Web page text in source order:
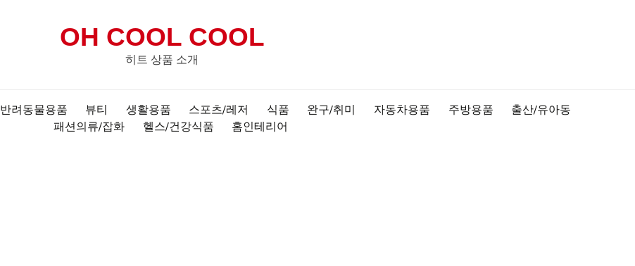
OH COOL COOL
히트 상품 소개
반려동물용품 뷰티 생활용품 스포츠/레저 식품 완구/취미 자동차용품 주방용품
출산/유아동
패션의류/잡화
헬스/건강식품 홈인테리어